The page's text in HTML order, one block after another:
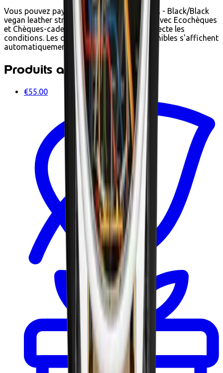
Vous pouvez payer Montre KHORSHID FIKA - Black/Black
vegan leather strap 14230II chez Ecoshop avec Ecochèques
et Chèques-cadeaux Edenred lorsqu'il respecte les
conditions. Les options de paiement disponibles s'affichent
automatiquement au paiement.
Produits associés
€55.00